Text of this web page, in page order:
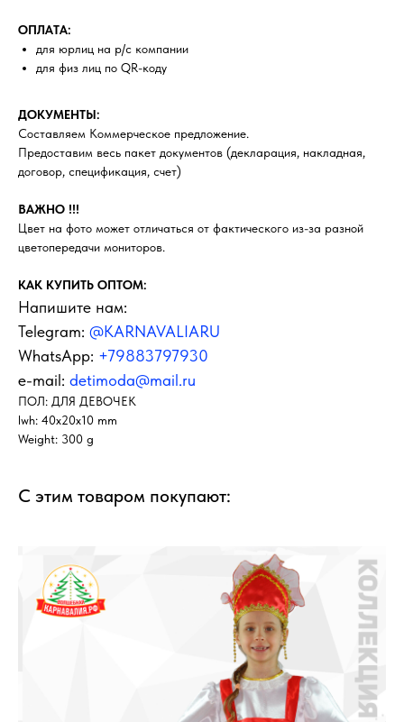
ОПЛАТА:
для юрлиц на р/с компании
для физ лиц по QR-коду
ДОКУМЕНТЫ:
Составляем Коммерческое предложение.
Предоставим весь пакет документов (декларация, накладная,
договор, спецификация, счет)
ВАЖНО !!!
Цвет на фото может отличаться от фактического из-за разной
цветопередачи мониторов.
КАК КУПИТЬ ОПТОМ:
Напишите нам:
Telegram: @KARNAVALIARU
WhatsApp: +79883797930
e-mail: detimoda@mail.ru
ПОЛ: ДЛЯ ДЕВОЧЕК
lwh: 40x20x10 mm
Weight: 300 g
С этим товаром покупают: